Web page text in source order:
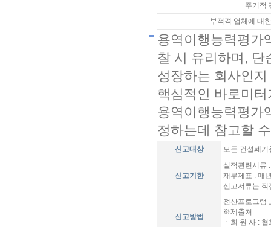
주기적
부적격 업체에 대
용역이행능력평가
찰 시 유리하며, 단
성장하는 회사인
핵심적인 바로미
용역이행능력평가
정하는데 참고할
신고대상 모든 건설폐
신고기한
실적관련서류
재무제표 : 매
신고서류는
신고방법
전산프로그램
※제출처
ㆍ회 원 사 :